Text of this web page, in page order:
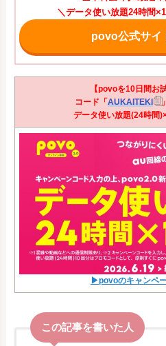
＼データ使い放題24時間
povo公式サイ
【povoを10日間お
コード「 AUKAITEKI
データ使い放題(24時間
▶povoのキャンペ